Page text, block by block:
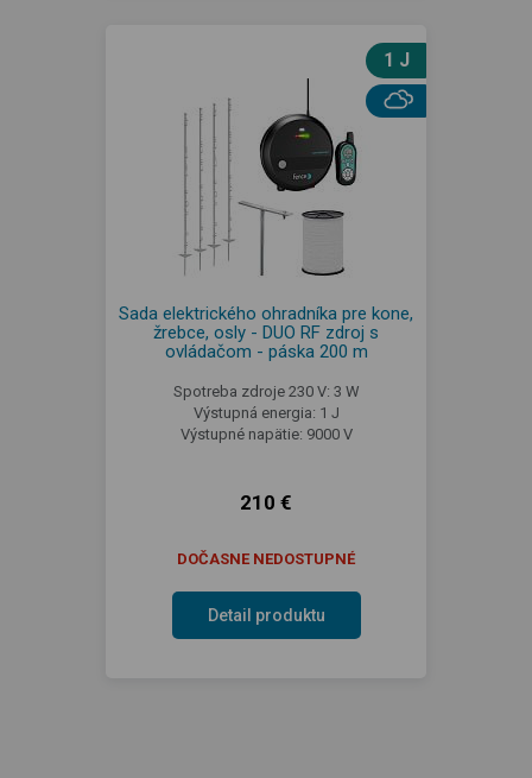
1 J
Sada elektrického ohradníka pre kone,
žrebce, osly - DUO RF zdroj s
ovládačom - páska 200 m
Spotreba zdroje 230 V: 3 W
Výstupná energia: 1 J
Výstupné napätie: 9000 V
210 €
DOČASNE NEDOSTUPNÉ
Detail produktu